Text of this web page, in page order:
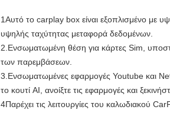
1Αυτό το carplay box είναι εξοπλισμένο με
υψηλής ταχύτητας μεταφορά δεδομένων.
2. Ενσωματωμένη θέση για κάρτες Sim,
των παρεμβάσεων.
3. Ενσωματωμένες εφαρμογές Youtube και
το κουτί AI, ανοίξτε τις εφαρμογές και
4Παρέχει τις λειτουργίες του καλωδιακού